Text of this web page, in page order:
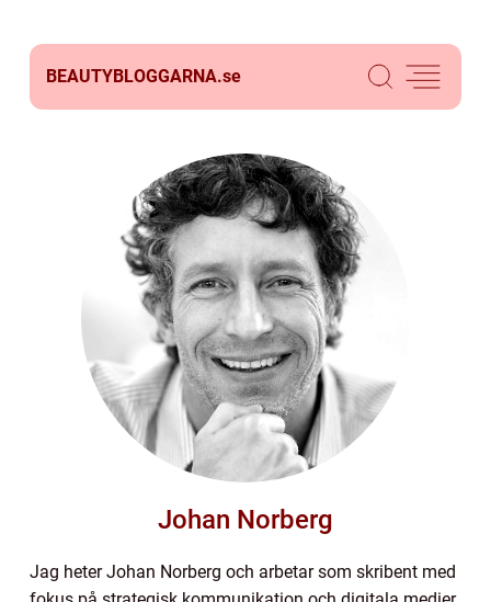
BEAUTYBLOGGARNA.se
Johan Norberg
Jag heter Johan Norberg och arbetar som skribent med